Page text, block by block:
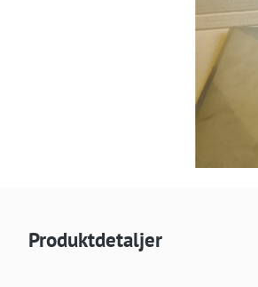
Produktdetaljer